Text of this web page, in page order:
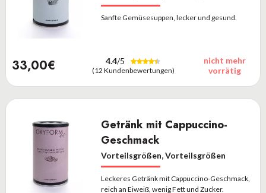
Sanfte Gemüsesuppen, lecker und gesund.
33,00€ 4.4/5
(12 Kundenbewertungen)
nicht mehr
vorrätig
Getränk mit Cappuccino-
Geschmack
Vorteilsgrößen, Vorteilsgrößen
Leckeres Getränk mit Cappuccino-Geschmack,
reich an Eiweiß, wenig Fett und Zucker.